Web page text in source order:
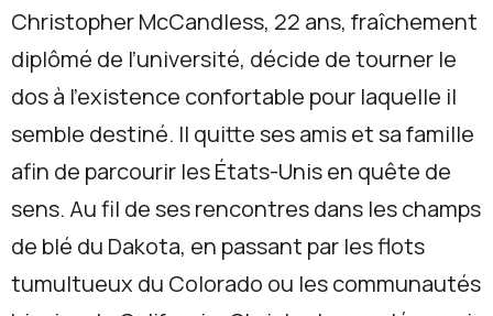
Christopher McCandless, 22 ans, fraîchement
diplômé de l’université, décide de tourner le
dos à l'existence confortable pour laquelle il
semble destiné. Il quitte ses amis et sa famille
afin de parcourir les États-Unis en quête de
sens. Au fil de ses rencontres dans les champs
de blé du Dakota, en passant par les flots
tumultueux du Colorado ou les communautés